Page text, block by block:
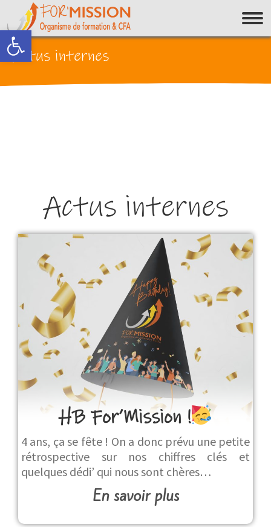
Ouvrir la barre d’outils
Actus internes
Actus internes
HB For’Mission !
4 ans, ça se fête ! On a donc prévu une petite
rétrospective sur nos chiffres clés et
quelques dédi’ qui nous sont chères…
En savoir plus